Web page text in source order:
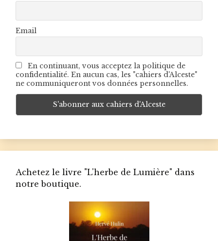
Email
En continuant, vous acceptez la politique de
confidentialité. En aucun cas, les "cahiers d'Alceste"
ne communiqueront vos données personnelles.
Achetez le livre "L'herbe de Lumière" dans
notre boutique.